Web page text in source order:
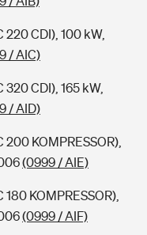
CDI), 100 kW,
/ AIC)
CDI), 165 kW,
/ AID)
KOMPRESSOR),
(0999 / AIE)
KOMPRESSOR),
(0999 / AIF)